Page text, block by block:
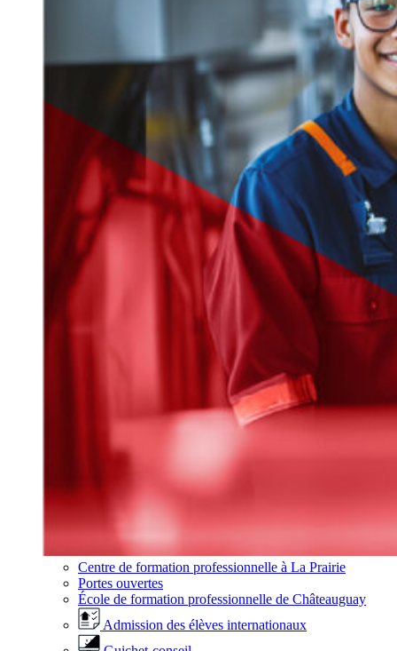
Centre de formation professionnelle à La Prairie
Portes ouvertes
École de formation professionnelle de Châteauguay
Admission des élèves internationaux